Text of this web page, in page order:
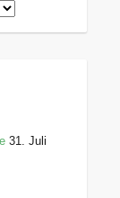
31. Juli